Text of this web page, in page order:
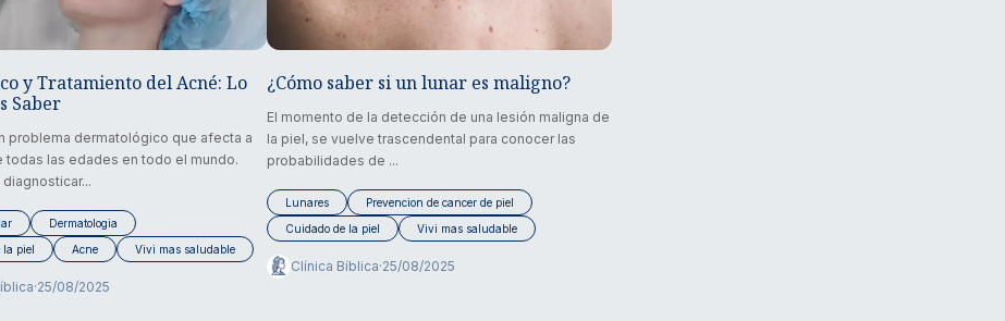
y Tratamiento del Acné: Lo
Saber
problema dermatológico que afecta a
todas las edades en todo el mundo.
Dermatologia
piel
Acne Vivi mas saludable
·25/08/2025
¿Cómo saber si un lunar es maligno?
El momento de la detección de una lesión maligna de
la piel, se vuelve trascendental para conocer las
probabilidades de ...
Lunares
Prevencion de cancer de piel
Cuidado de la piel
Vivi mas saludable
Clínica Bíblica·25/08/2025